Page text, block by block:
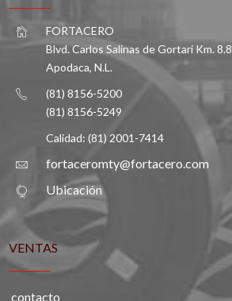
FORTACERO
Blvd. Carlos Salinas de Gortari Km.
Apodaca, N.L.
(81) 8156-5200
(81) 8156-5249
Calidad: (81) 2001-7414
fortaceromty@fortacero.com
Ubicación
VENTAS
contacto